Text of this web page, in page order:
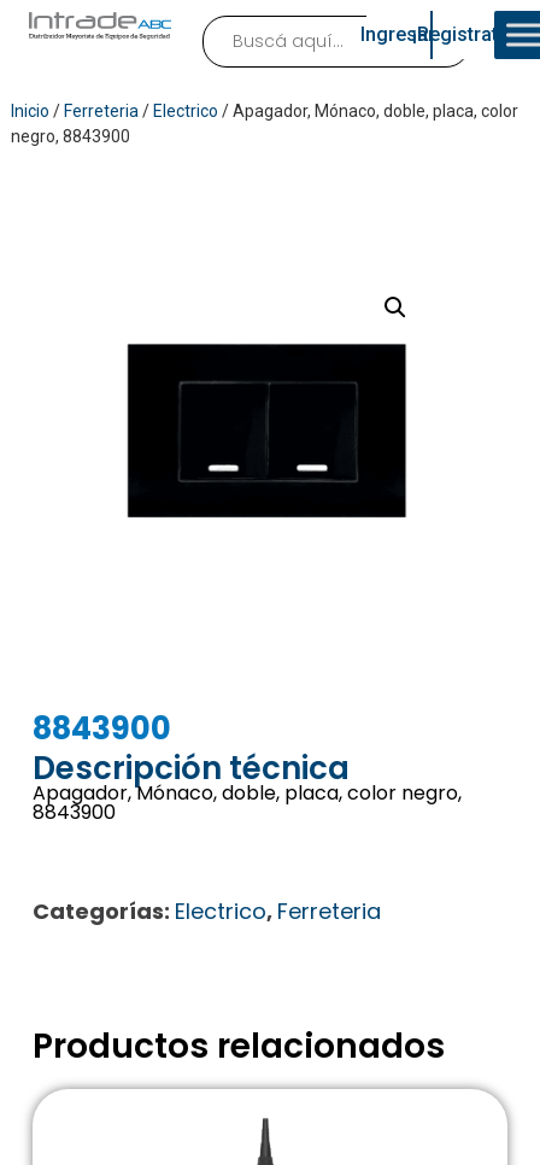
Ingresar¡Registrate!
Inicio / Ferreteria / Electrico / Apagador, Mónaco, doble, placa, color
negro, 8843900
8843900
Descripción técnica
Apagador, Mónaco, doble, placa, color negro,
8843900
Categorías: Electrico, Ferreteria
Productos relacionados